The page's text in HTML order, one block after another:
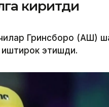
киритди
Гринсборо (АҚШ)
этишди.